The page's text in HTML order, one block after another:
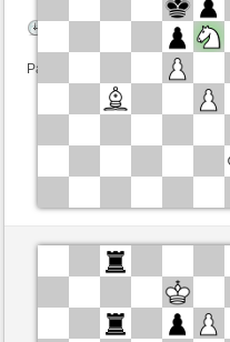
Speelduur: 9 minutes/side +
Partij telt mee voor de ranglijst
Zwart
Stockfish AI niveau 1
BarbaraAk (1238)